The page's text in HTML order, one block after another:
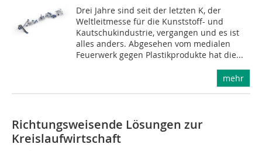
Drei Jahre sind seit der letzten K, der
Weltleitmesse für die Kunststoff- und
Kautschukindustrie, vergangen und es ist
alles anders. Abgesehen vom medialen
Feuerwerk gegen Plastikprodukte hat die...
mehr
Richtungsweisende Lösungen zur
Kreislaufwirtschaft